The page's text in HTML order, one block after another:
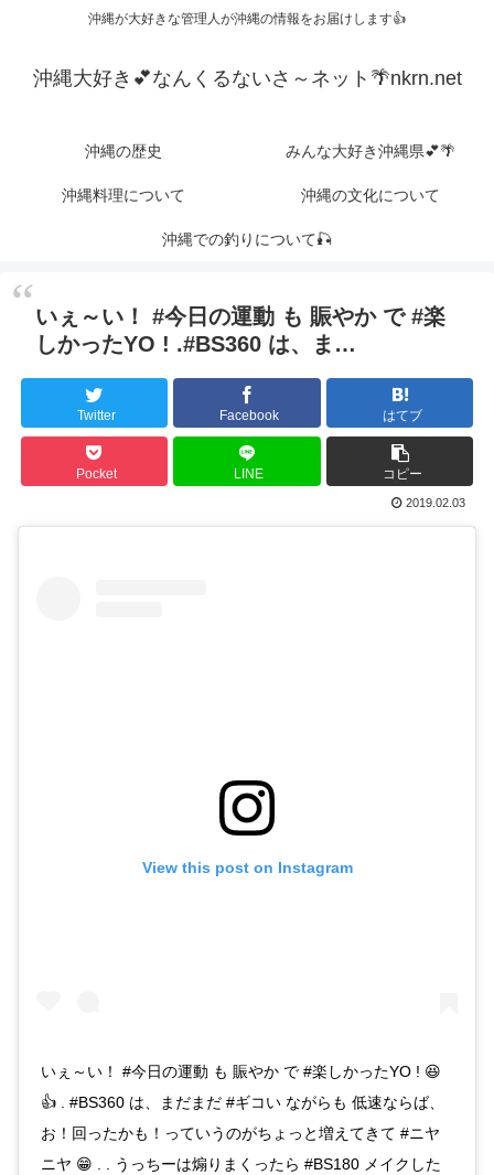
沖縄が大好きな管理人が沖縄の情報をお届けします👍
沖縄大好き💕なんくるないさ～ネット🌴nkrn.net
沖縄の歴史 みんな大好き沖縄県💕🌴
沖縄料理について 沖縄の文化について
沖縄での釣りについて🎣
いぇ～い！ #今日の運動 も 賑やか で #楽
しかったYO ! .#BS360 は、ま…
Twitter Facebook はてブ
Pocket LINE コピー
2019.02.03
View this post on Instagram
いぇ～い！ #今日の運動 も 賑やか で #楽しかったYO ! 😆
👍 . #BS360 は、まだまだ #ギコい ながらも 低速ならば、
お！回ったかも！っていうのがちょっと増えてきて #ニヤ
ニヤ 😁 . . うっちーは煽りまくったら #BS180 メイクした